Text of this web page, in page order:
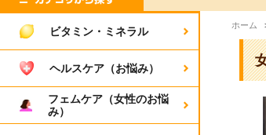
ホーム
ビタミン・ミネラル
ヘルスケア（お悩み）
フェムケア（女性のお悩
み）